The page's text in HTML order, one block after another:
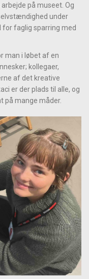
på museet. Og
under
for faglig sparring med
man i løbet af en
kollegaer,
af det kreative
er der plads til alle, og
på mange måder.